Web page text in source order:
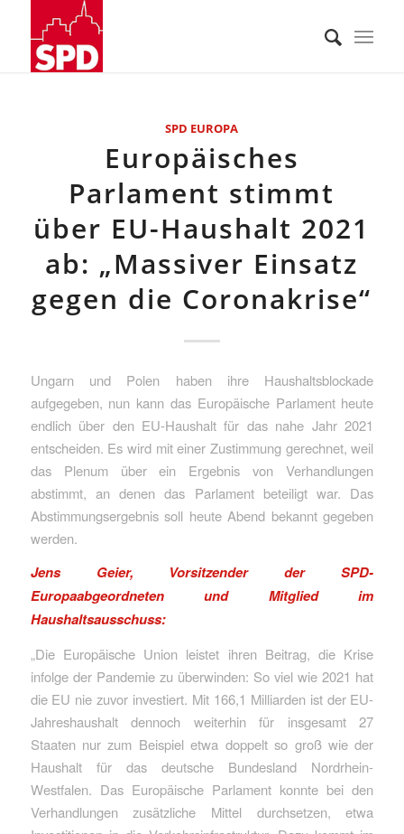
SPD EUROPA
Europäisches
Parlament stimmt
über EU-Haushalt 2021
ab: „Massiver Einsatz
gegen die Coronakrise“
Ungarn und Polen haben ihre Haushaltsblockade
aufgegeben, nun kann das Europäische Parlament heute
endlich über den EU-Haushalt für das nahe Jahr 2021
entscheiden. Es wird mit einer Zustimmung gerechnet, weil
das Plenum über ein Ergebnis von Verhandlungen
abstimmt, an denen das Parlament beteiligt war. Das
Abstimmungsergebnis soll heute Abend bekannt gegeben
werden.
Jens Geier, Vorsitzender der SPD-
Europaabgeordneten und Mitglied im
Haushaltsausschuss:
„Die Europäische Union leistet ihren Beitrag, die Krise
infolge der Pandemie zu überwinden: So viel wie 2021 hat
die EU nie zuvor investiert. Mit 166,1 Milliarden ist der EU-
Jahreshaushalt dennoch weiterhin für insgesamt 27
Staaten nur zum Beispiel etwa doppelt so groß wie der
Haushalt für das deutsche Bundesland Nordrhein-
Westfalen. Das Europäische Parlament konnte bei den
Verhandlungen zusätzliche Mittel durchsetzen, etwa